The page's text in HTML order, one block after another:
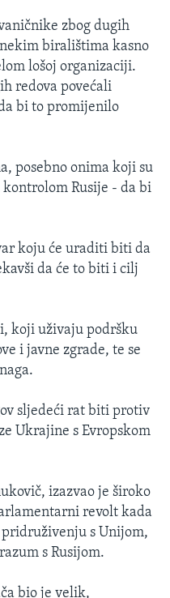
zbog dugih
biralištima kasno
lošoj organizaciji.
redova povećali
bi to promijenilo
posebno onima koji su
Rusije - da bi
koju će uraditi biti da
da će to biti i cilj
koji uživaju podršku
i javne zgrade, te se
sljedeći rat biti protiv
Ukrajine s Evropskom
izazvao je široko
revolt kada
s Unijom,
s Rusijom.
bio je velik,